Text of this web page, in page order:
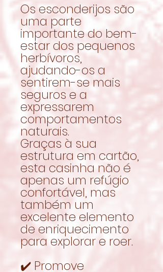
Os esconderijos são
uma parte
importante do bem-
estar dos pequenos
herbívoros,
ajudando-os a
sentirem-se mais
seguros e a
expressarem
comportamentos
naturais.
Graças à sua
estrutura em cartão,
esta casinha não é
apenas um refúgio
confortável, mas
também um
excelente elemento
de enriquecimento
para explorar e roer.
✔️ Promove